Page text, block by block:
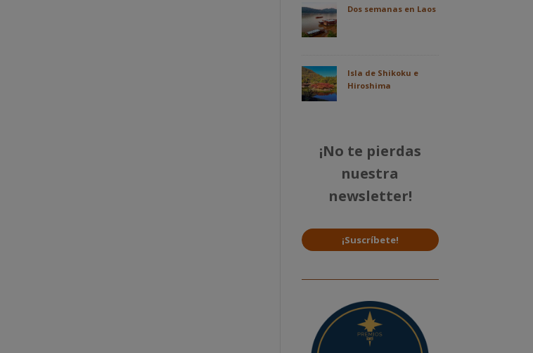
Dos semanas en Laos
Isla de Shikoku e
Hiroshima
¡No te pierdas
nuestra
newsletter!
¡Suscríbete!